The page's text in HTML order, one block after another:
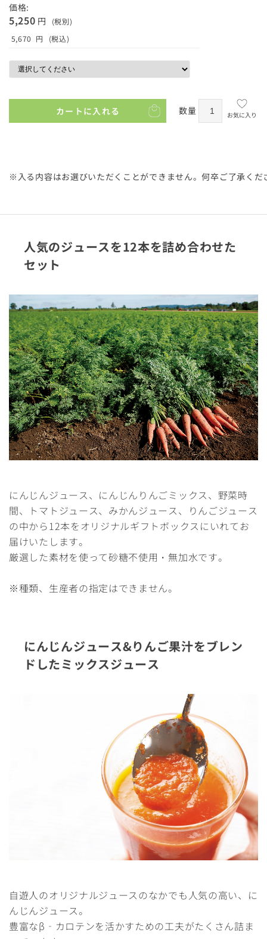
価格:
5,250 円
(税別)
5,670 円 (税込)
数量
カートに入れる お気に入り
※入る内容はお選びいただくことができません。何卒ご了承くだ
人気のジュースを12本を詰め合わせた
セット
にんじんジュース、にんじんりんごミックス、野菜時
間、トマトジュース、みかんジュース、りんごジュース
の中から12本をオリジナルギフトボックスにいれてお
届けいたします。
厳選した素材を使って砂糖不使用・無加水です。
※種類、生産者の指定はできません。
にんじんジュース&りんご果汁をブレン
ドしたミックスジュース
自遊人のオリジナルジュースのなかでも人気の高い、に
んじんジュース。
豊富なβ‐カロテンを活かすための工夫がたくさん詰ま